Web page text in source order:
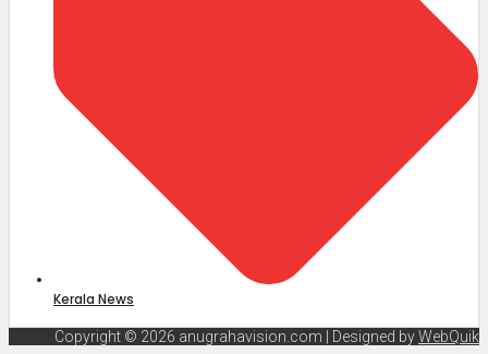
Kerala News
Copyright © 2026 anugrahavision.com | Designed byWebQuik